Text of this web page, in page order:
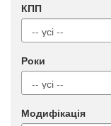
КПП
Роки
Модифікація